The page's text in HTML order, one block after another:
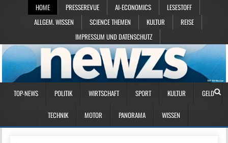
HOME PRESSEREVUE AI-ECONOMICS
LESESTOFF
ALLGEM. WISSEN
SCIENCE THEMEN KULTUR
REISE
IMPRESSUM UND DATENSCHUTZ
TOP-NEWS POLITIK WIRTSCHAFT SPORT KULTUR GELD
TECHNIK MOTOR PANORAMA WISSEN